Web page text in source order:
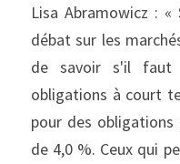
Lisa Abramowicz :
débat sur les
de savoir s'il faut
obligations à court
pour des
de 4,0 %. Ceux qui